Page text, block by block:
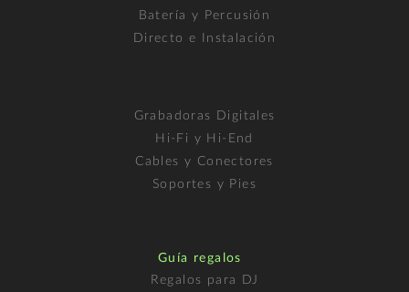
Batería y Percusión
Directo e Instalación
Grabadoras Digitales
Hi-Fi y Hi-End
Cables y Conectores
Soportes y Pies
Guía regalos
Regalos para DJ